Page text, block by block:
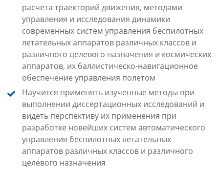
расчета траекторий движения, методами
управления и исследования динамики
современных систем управления беспилотных
летательных аппаратов различных классов и
различного целевого назначения и космических
аппаратов, их баллистическо-навигационное
обеспечение управления полетом
Научится применять изученные методы при
выполнении диссертационных исследований и
видеть перспективу их применения при
разработке новейших систем автоматического
управления беспилотных летательных
аппаратов различных классов и различного
целевого назначения